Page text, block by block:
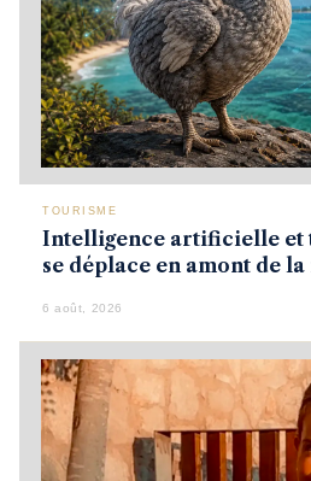
TOURISME
Intelligence artificielle et
se déplace en amont de
6 août, 2026